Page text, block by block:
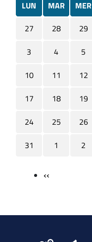
LUN MAR MER
27
28 29
3
4 5
10
11 12
17
18 19
24
25 26
31
1 2
‹‹